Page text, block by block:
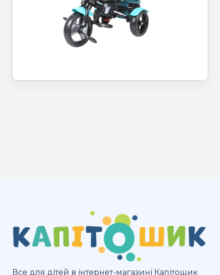
Все для дітей в інтернет-магазині Капітошик